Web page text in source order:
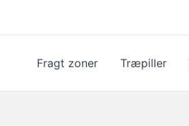
Fragt zoner
Træpiller